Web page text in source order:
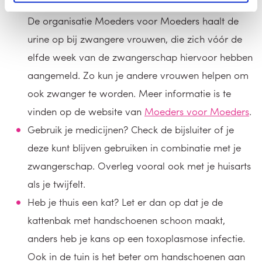
De organisatie Moeders voor Moeders haalt de
urine op bij zwangere vrouwen, die zich vóór de
elfde week van de zwangerschap hiervoor hebben
aangemeld. Zo kun je andere vrouwen helpen om
ook zwanger te worden. Meer informatie is te
vinden op de website van Moeders voor Moeders.
Gebruik je medicijnen? Check de bijsluiter of je
deze kunt blijven gebruiken in combinatie met je
zwangerschap. Overleg vooral ook met je huisarts
als je twijfelt.
Heb je thuis een kat? Let er dan op dat je de
kattenbak met handschoenen schoon maakt,
anders heb je kans op een toxoplasmose infectie.
Ook in de tuin is het beter om handschoenen aan